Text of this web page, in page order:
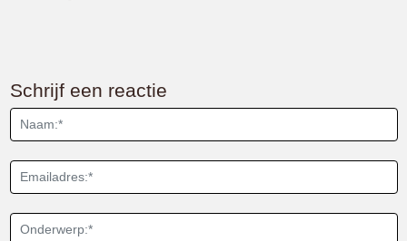
Schrijf een reactie